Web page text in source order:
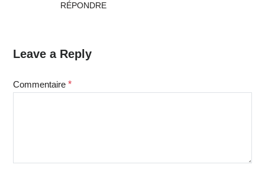
RÉPONDRE
Leave a Reply
Commentaire *